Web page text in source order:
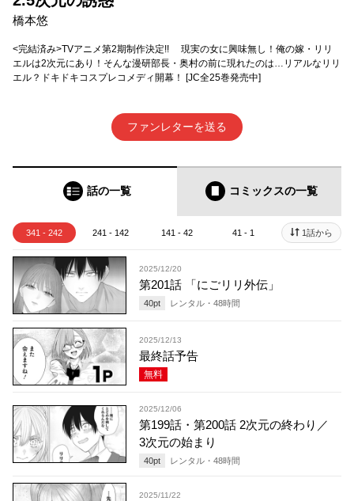
橋本悠
<完結済み>TVアニメ第2期制作決定!! 現実の女に興味無し！俺の嫁・リリ
エルは2次元にあり！そんな漫研部長・奥村の前に現れたのは…リアルなリリ
エル？ドキドキコスプレコメディ開幕！ [JC全25巻発売中]
ファンレターを送る
話の一覧 コミックスの一覧
341 - 242 241 - 142 141 - 42 41 - 1 1話から
2025/12/20
第201話 「にごリリ外伝」
40pt レンタル・ 48時間
2025/12/13
最終話予告
無料
2025/12/06
第199話・第200話 2次元の終わり／
3次元の始まり
40pt レンタル・ 48時間
2025/11/22